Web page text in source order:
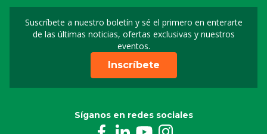
Suscríbete a nuestro boletín y sé el primero en enterarte
de las últimas noticias, ofertas exclusivas y nuestros
eventos.
Suscripción a nuestro
Inscríbete
Síganos en redes sociales